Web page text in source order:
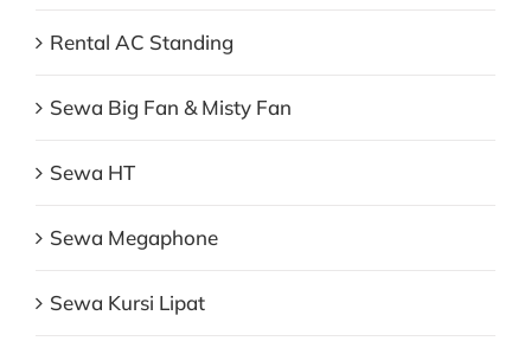
Rental AC Standing
Sewa Big Fan & Misty Fan
Sewa HT
Sewa Megaphone
Sewa Kursi Lipat